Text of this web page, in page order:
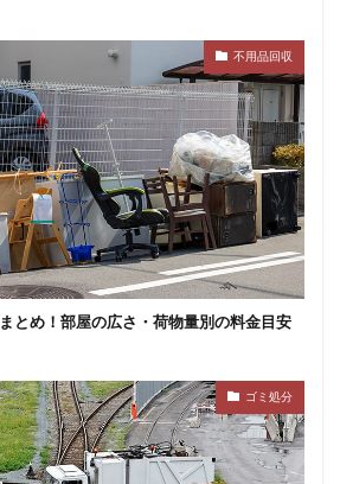
不用品回収
とめ！部屋の広さ・荷物量別の料金目安
ゴミ処分